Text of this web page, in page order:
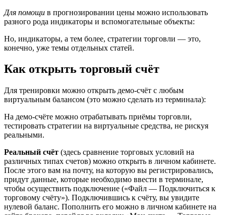
Для помощи в прогнозировании цены можно использовать
разного рода индикаторы и вспомогательные объекты:
Но, индикаторы, а тем более, стратегии торговли — это,
конечно, уже темы отдельных статей.
Как открыть торговый счёт
Для тренировки можно открыть демо-счёт с любым
виртуальным балансом (это можно сделать из терминала):
На демо-счёте можно отрабатывать приёмы торговли,
тестировать стратегии на виртуальные средства, не рискуя
реальными.
Реальный счёт (здесь сравнение торговых условий на
различных типах счетов) можно открыть в личном кабинете.
После этого вам на почту, на которую вы регистрировались,
придут данные, которые необходимо ввести в терминале,
чтобы осуществить подключение («Файл — Подключиться к
торговому счёту»). Подключившись к счёту, вы увидите
нулевой баланс. Пополнить его можно в личном кабинете на